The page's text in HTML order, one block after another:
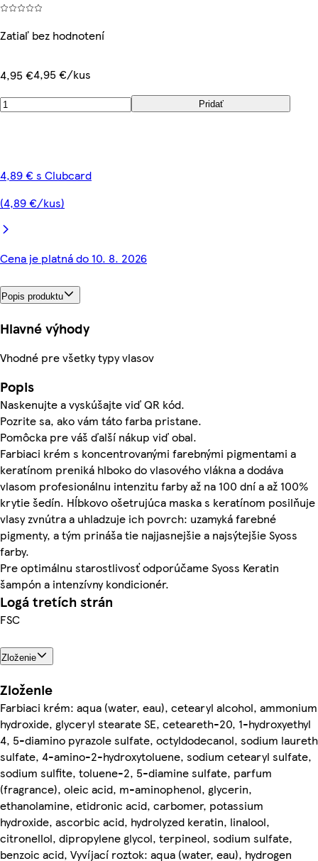
Zatiaľ bez hodnotení
4,95 €4,95 €/kus
Pridať
4,89 € s Clubcard
(4,89 €/kus)
Cena je platná do 10. 8. 2026
Popis produktu
Hlavné výhody
Vhodné pre všetky typy vlasov
Popis
Naskenujte a vyskúšajte viď QR kód.
Pozrite sa, ako vám táto farba pristane.
Pomôcka pre váš ďalší nákup viď obal.
Farbiaci krém s koncentrovanými farebnými pigmentami a
keratínom preniká hlboko do vlasového vlákna a dodáva
vlasom profesionálnu intenzitu farby až na 100 dní a až 100%
krytie šedín. Hĺbkovo ošetrujúca maska s keratínom posilňuje
vlasy zvnútra a uhladzuje ich povrch: uzamyká farebné
pigmenty, a tým prináša tie najjasnejšie a najsýtejšie Syoss
farby.
Pre optimálnu starostlivosť odporúčame Syoss Keratin
šampón a intenzívny kondicionér.
Logá tretích strán
FSC
Zloženie
Zloženie
Farbiaci krém: aqua (water, eau), cetearyl alcohol, ammonium
hydroxide, glyceryl stearate SE, ceteareth-20, 1-hydroxyethyl
4, 5-diamino pyrazole sulfate, octyldodecanol, sodium laureth
sulfate, 4-amino-2-hydroxytoluene, sodium cetearyl sulfate,
sodium sulfite, toluene-2, 5-diamine sulfate, parfum
(fragrance), oleic acid, m-aminophenol, glycerin,
ethanolamine, etidronic acid, carbomer, potassium
hydroxide, ascorbic acid, hydrolyzed keratin, linalool,
citronellol, dipropylene glycol, terpineol, sodium sulfate,
benzoic acid, Vyvíjací roztok: aqua (water, eau), hydrogen